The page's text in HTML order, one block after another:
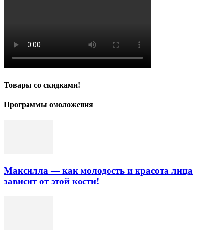
Товары со скидками!
Программы омоложения
Максилла — как молодость и красота лица
зависит от этой кости!